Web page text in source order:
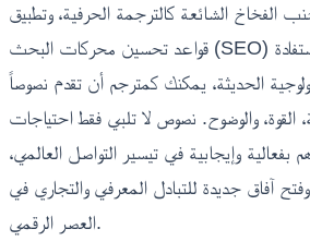
الفخاخ الشائعة كالترجمة الحرفية، وتطبيق
قواعد تحسين محركات البحث (SEO) بذكاء، إلى جانب الاستفادة
الحديثة، يمكنك كمترجم أن تقدم نصوصاً
القوة، والوضوح. نصوص لا تلبي فقط احتياجات
بفعالية وإيجابية في تيسير التواصل العالمي،
آفاق جديدة للتبادل المعرفي والتجاري في
العصر الرقمي.